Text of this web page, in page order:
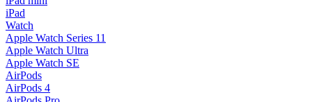
iPad
Watch
Apple Watch Series 11
Apple Watch Ultra
Apple Watch SE
AirPods
AirPods 4